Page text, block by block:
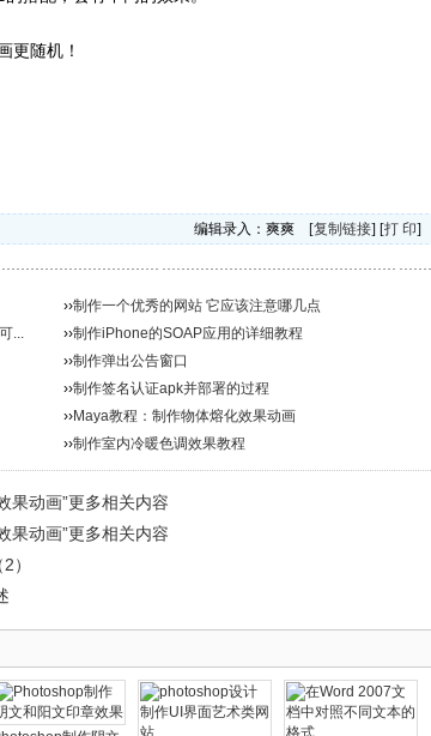
随机！
编辑录入：爽爽 [复制链接] [打 印]
››制作一个优秀的网站 它应该注意哪几点
... ››制作iPhone的SOAP应用的详细教程
››制作弹出公告窗口
››制作签名认证apk并部署的过程
››Maya教程：制作物体熔化效果动画
››制作室内冷暖色调效果教程
果动画”更多相关内容
果动画”更多相关内容
）